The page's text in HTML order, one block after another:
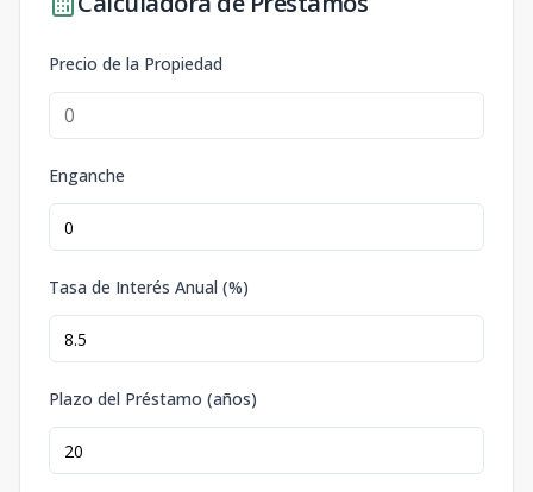
Precio de la Propiedad
Enganche
Tasa de Interés Anual (%)
Plazo del Préstamo (años)